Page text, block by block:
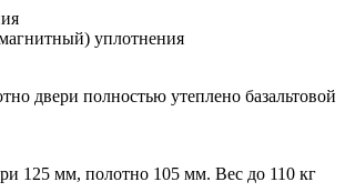
уплотнения
двери полностью утеплено базальтовой
125 мм, полотно 105 мм. Вес до 110 кг